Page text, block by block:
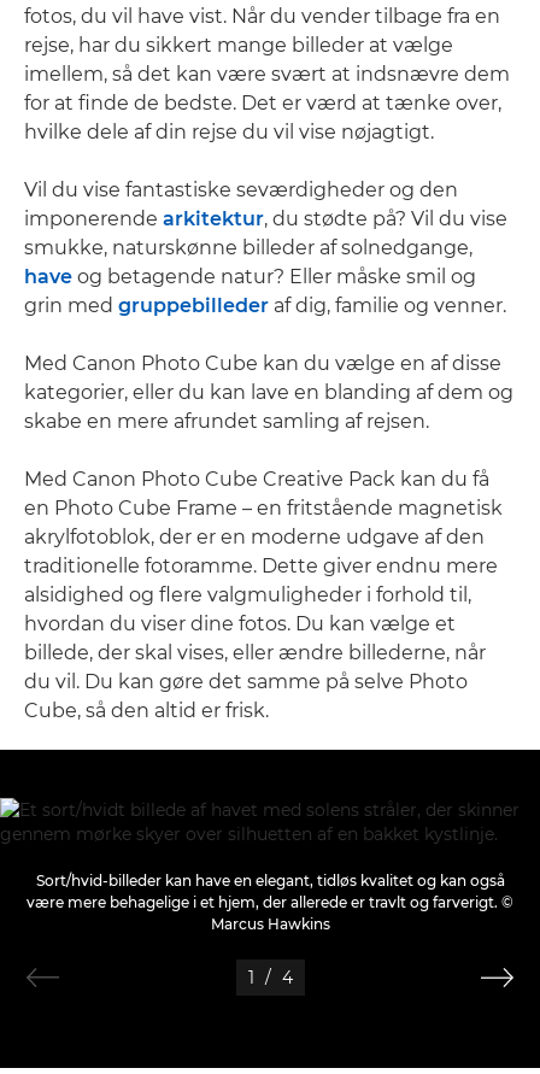
fotos, du vil have vist. Når du vender tilbage fra en
rejse, har du sikkert mange billeder at vælge
imellem, så det kan være svært at indsnævre dem
for at finde de bedste. Det er værd at tænke over,
hvilke dele af din rejse du vil vise nøjagtigt.
Vil du vise fantastiske seværdigheder og den
imponerende arkitektur, du stødte på? Vil du vise
smukke, naturskønne billeder af solnedgange,
have og betagende natur? Eller måske smil og
grin med gruppebilleder af dig, familie og venner.
Med Canon Photo Cube kan du vælge en af disse
kategorier, eller du kan lave en blanding af dem og
skabe en mere afrundet samling af rejsen.
Med Canon Photo Cube Creative Pack kan du få
en Photo Cube Frame – en fritstående magnetisk
akrylfotoblok, der er en moderne udgave af den
traditionelle fotoramme. Dette giver endnu mere
alsidighed og flere valgmuligheder i forhold til,
hvordan du viser dine fotos. Du kan vælge et
billede, der skal vises, eller ændre billederne, når
du vil. Du kan gøre det samme på selve Photo
Cube, så den altid er frisk.
Sort/hvid-billeder kan have en elegant, tidløs kvalitet og kan også
være mere behagelige i et hjem, der allerede er travlt og farverigt. ©
Marcus Hawkins
1 / 4